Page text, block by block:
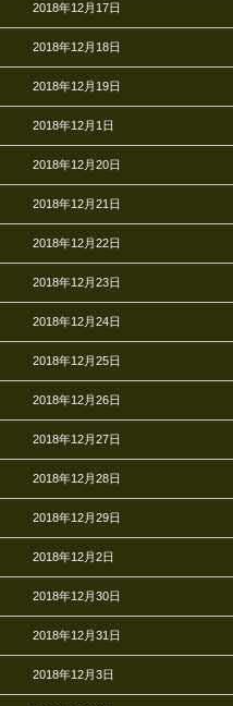
2018年12月17日
2018年12月18日
2018年12月19日
2018年12月1日
2018年12月20日
2018年12月21日
2018年12月22日
2018年12月23日
2018年12月24日
2018年12月25日
2018年12月26日
2018年12月27日
2018年12月28日
2018年12月29日
2018年12月2日
2018年12月30日
2018年12月31日
2018年12月3日